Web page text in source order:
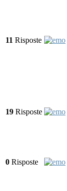
11 Risposte
19 Risposte
0 Risposte